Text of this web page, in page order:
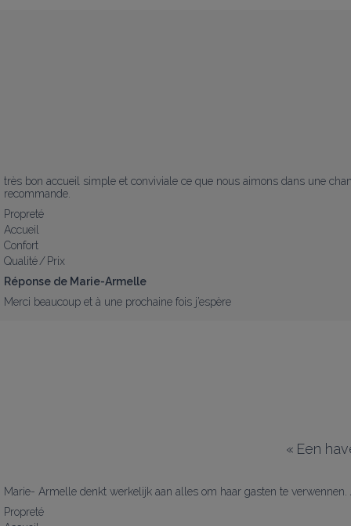
très bon accueil simple et conviviale ce que nous aimons dans une
recommande.
Propreté
Accueil
Confort
Qualité / Prix
Réponse de Marie-Armelle
Merci beaucoup et à une prochaine fois j’espère
« Een
Marie- Armelle denkt werkelijk aan alles om haar gasten te
Propreté